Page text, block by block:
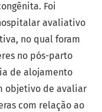
Foi
avaliativo
no qual foram
no pós-parto
de alojamento
objetivo de avaliar
com relação ao